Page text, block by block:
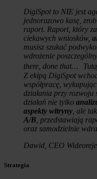
DigiSpot to NIE jest
jednorazowo kasę,
raport. Raport, który
ciekawych wniosków,
musisz szukać
wdrożenie
there, done that…
Z ekipą DigiSpot
współpracę,
działania przy rozwoju
działań nie tylko
aspekty witryny , ale
A/B , przedstawiają
oraz samodzielnie
Dawid, CEO
Strategia